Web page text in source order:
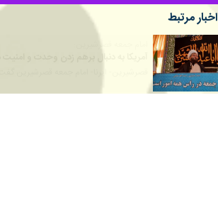
اخبار مرتبط
قصرشیرین- ایرنا- امام جمعه قصرشیرین